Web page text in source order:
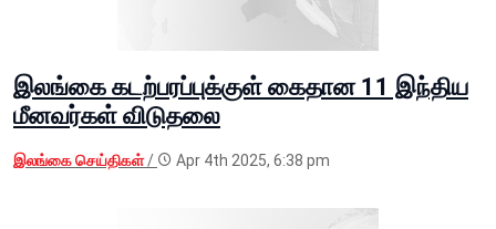
இலங்கை கடற்பரப்புக்குள் கைதான 11 இந்திய
மீனவர்கள் விடுதலை
இலங்கை செய்திகள்/ Apr 4th 2025, 6:38 pm